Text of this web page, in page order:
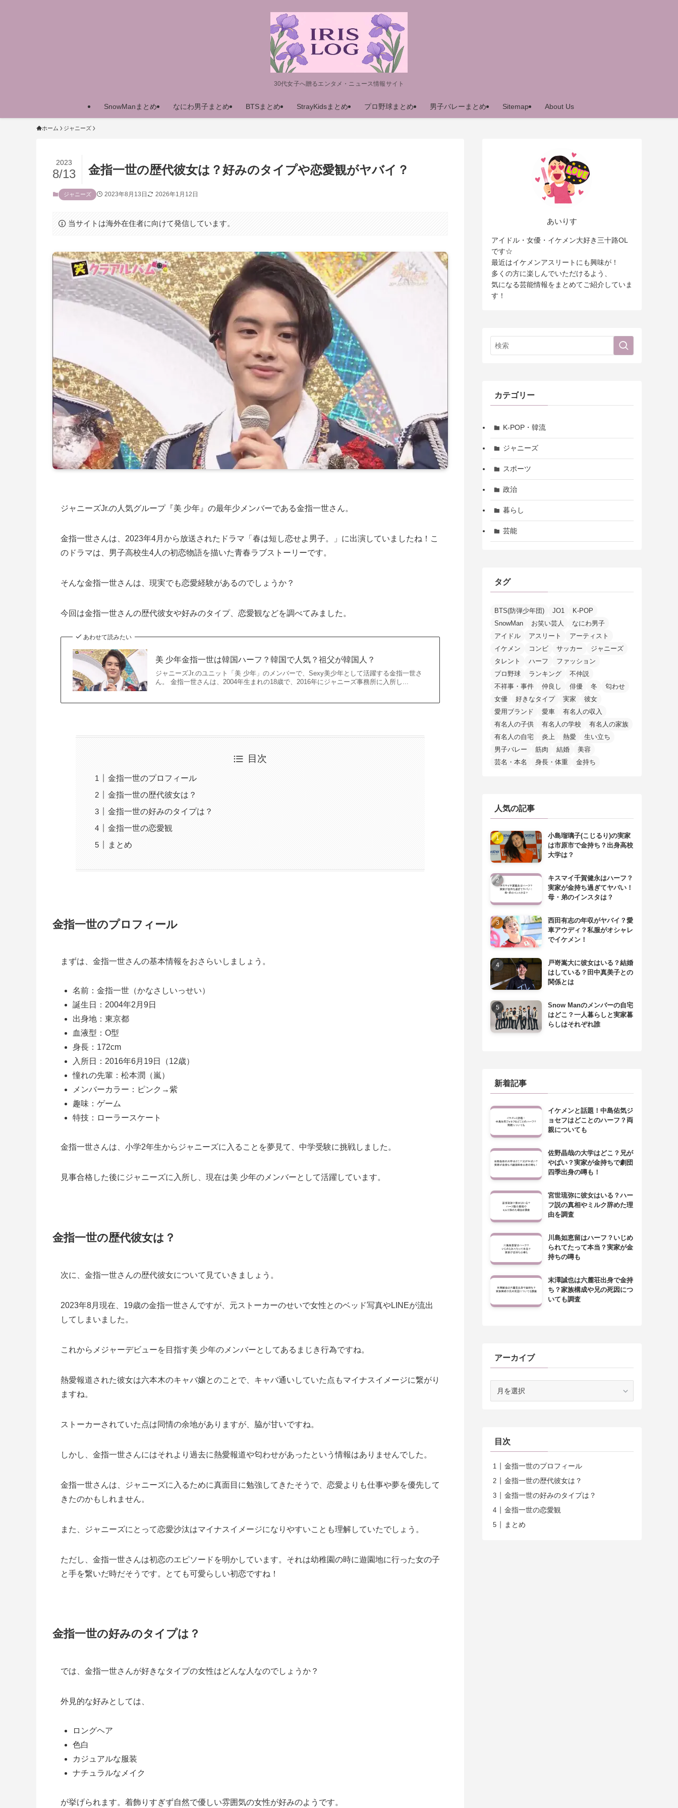
30代女子へ贈るエンタメ・ニュース情報サイト
SnowManまとめ なにわ男子まとめ BTSまとめ StrayKidsまとめ プロ野球まとめ 男子バレーまとめ Sitemap About Us
ホーム ジャニーズ
金指一世の歴代彼女は？好みのタイプや恋愛観がヤバイ？
2023
8/13
ジャニーズ 2023年8月13日 2026年1月12日
当サイトは海外在住者に向けて発信しています。
ジャニーズJr.の人気グループ『美 少年』の最年少メンバーである金指一世さん。
金指一世さんは、2023年4月から放送されたドラマ「春は短し恋せよ男子。」に出演していましたね！こ
のドラマは、男子高校生4人の初恋物語を描いた青春ラブストーリーです。
そんな金指一世さんは、現実でも恋愛経験があるのでしょうか？
今回は金指一世さんの歴代彼女や好みのタイプ、恋愛観などを調べてみました。
あわせて読みたい
美 少年金指一世は韓国ハーフ？韓国で人気？祖父が韓国人？
ジャニーズJr.のユニット「美 少年」のメンバーで、Sexy美少年として活躍する金指一世さ
ん。 金指一世さんは、2004年生まれの18歳で、2016年にジャニーズ事務所に入所し...
目次
金指一世のプロフィール
金指一世の歴代彼女は？
金指一世の好みのタイプは？
金指一世の恋愛観
まとめ
金指一世のプロフィール
まずは、金指一世さんの基本情報をおさらいしましょう。
名前：金指一世（かなさしいっせい）
誕生日：2004年2月9日
出身地：東京都
血液型：O型
身長：172cm
入所日：2016年6月19日（12歳）
憧れの先輩：松本潤（嵐）
メンバーカラー：ピンク→紫
趣味：ゲーム
特技：ローラースケート
金指一世さんは、小学2年生からジャニーズに入ることを夢見て、中学受験に挑戦しました。
見事合格した後にジャニーズに入所し、現在は美 少年のメンバーとして活躍しています。
金指一世の歴代彼女は？
次に、金指一世さんの歴代彼女について見ていきましょう。
2023年8月現在、19歳の金指一世さんですが、元ストーカーのせいで女性とのベッド写真やLINEが流出
してしまいました。
これからメジャーデビューを目指す美 少年のメンバーとしてあるまじき行為ですね。
熱愛報道された彼女は六本木のキャバ嬢とのことで、キャバ通いしていた点もマイナスイメージに繋がり
ますね。
ストーカーされていた点は同情の余地がありますが、脇が甘いですね。
しかし、金指一世さんにはそれより過去に熱愛報道や匂わせがあったという情報はありませんでした。
金指一世さんは、ジャニーズに入るために真面目に勉強してきたそうで、恋愛よりも仕事や夢を優先して
きたのかもしれません。
また、ジャニーズにとって恋愛沙汰はマイナスイメージになりやすいことも理解していたでしょう。
ただし、金指一世さんは初恋のエピソードを明かしています。それは幼稚園の時に遊園地に行った女の子
と手を繋いだ時だそうです。とても可愛らしい初恋ですね！
金指一世の好みのタイプは？
では、金指一世さんが好きなタイプの女性はどんな人なのでしょうか？
外見的な好みとしては、
ロングヘア
色白
カジュアルな服装
ナチュラルなメイク
が挙げられます。着飾りすぎず自然で優しい雰囲気の女性が好みのようです。
あいりす
アイドル・女優・イケメン大好き三十路OL
です☆
最近はイケメンアスリートにも興味が！
多くの方に楽しんでいただけるよう、
気になる芸能情報をまとめてご紹介していま
す！
カテゴリー
K-POP・韓流
ジャニーズ
スポーツ
政治
暮らし
芸能
タグ
BTS(防弾少年団) JO1
K-POP
SnowMan
お笑い芸人
なにわ男子
アイドル
アスリート
アーティスト
イケメン
コンビ サッカー
ジャニーズ
タレント
ハーフ
ファッション
プロ野球
ランキング
不仲説
不祥事・事件
仲良し 俳優 冬
匂わせ
女優
好きなタイプ 実家
彼女
愛用ブランド
愛車
有名人の収入
有名人の子供
有名人の学校
有名人の家族
有名人の自宅
炎上 熱愛
生い立ち
男子バレー
筋肉 結婚
美容
芸名・本名
身長・体重 金持ち
人気の記事
小島瑠璃子(こじるり)の実家
は市原市で金持ち？出身高校
大学は？
キスマイ千賀健永はハーフ？
実家が金持ち過ぎてヤバい！
母・弟のインスタは？
西田有志の年収がヤバイ？愛
車アウディ？私服がオシャレ
でイケメン！
戸嵜嵩大に彼女はいる？結婚
はしている？田中真美子との
関係とは
Snow Manのメンバーの自宅
はどこ？一人暮らしと実家暮
らしはそれぞれ誰
新着記事
イケメンと話題！中島佑気ジ
ョセフはどことのハーフ？両
親についても
佐野晶哉の大学はどこ？兄が
やばい？実家が金持ちで劇団
四季出身の噂も！
宮世琉弥に彼女はいる？ハー
フ説の真相やミルク辞めた理
由を調査
川島如恵留はハーフ？いじめ
られてたって本当？実家が金
持ちの噂も
末澤誠也は六麓荘出身で金持
ち？家族構成や兄の死因につ
いても調査
アーカイブ
目次
金指一世のプロフィール
金指一世の歴代彼女は？
金指一世の好みのタイプは？
金指一世の恋愛観
まとめ